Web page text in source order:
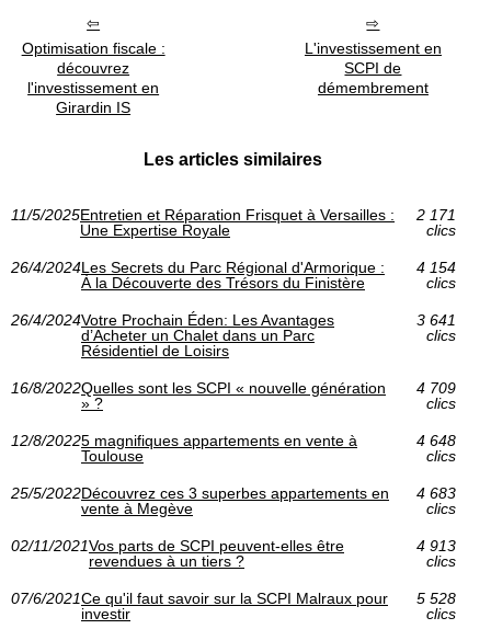
Optimisation fiscale :
découvrez
l'investissement en
Girardin IS
L'investissement en
SCPI de
démembrement
Les articles similaires
11/5/2025Entretien et Réparation Frisquet à Versailles :
Une Expertise Royale
2 171
clics
26/4/2024Les Secrets du Parc Régional d'Armorique :
À la Découverte des Trésors du Finistère
4 154
clics
26/4/2024Votre Prochain Éden: Les Avantages
d’Acheter un Chalet dans un Parc
Résidentiel de Loisirs
3 641
clics
16/8/2022Quelles sont les SCPI « nouvelle génération
» ?
4 709
clics
12/8/20225 magnifiques appartements en vente à
Toulouse
4 648
clics
25/5/2022Découvrez ces 3 superbes appartements en
vente à Megève
4 683
clics
02/11/2021Vos parts de SCPI peuvent-elles être
revendues à un tiers ?
4 913
clics
07/6/2021Ce qu'il faut savoir sur la SCPI Malraux pour
investir
5 528
clics